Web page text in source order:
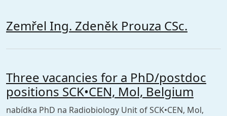
Zemřel Ing. Zdeněk Prouza CSc.
Three vacancies for a PhD/postdoc
positions SCK•CEN, Mol, Belgium
nabídka PhD na Radiobiology Unit of SCK•CEN, Mol,